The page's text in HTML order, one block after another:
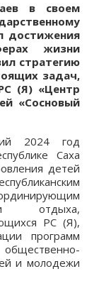
в своем
достижения
жизни
стратегию
задач,
(Я) «Центр
«Сосновый
2024 год
Саха
детей
отдыха,
РС (Я),
программ
и молодежи